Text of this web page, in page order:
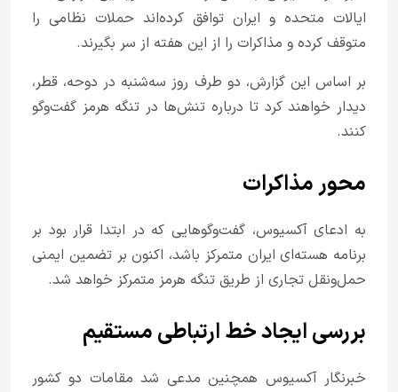
ایالات متحده و ایران توافق کرده‌اند حملات نظامی را
متوقف کرده و مذاکرات را از این هفته از سر بگیرند.
بر اساس این گزارش، دو طرف روز سه‌شنبه در دوحه، قطر،
دیدار خواهند کرد تا درباره تنش‌ها در تنگه هرمز گفت‌وگو
کنند.
محور مذاکرات
به ادعای آکسیوس، گفت‌وگوهایی که در ابتدا قرار بود بر
برنامه هسته‌ای ایران متمرکز باشد، اکنون بر تضمین ایمنی
حمل‌ونقل تجاری از طریق تنگه هرمز متمرکز خواهد شد.
بررسی ایجاد خط ارتباطی مستقیم
خبرنگار آکسیوس همچنین مدعی شد مقامات دو کشور